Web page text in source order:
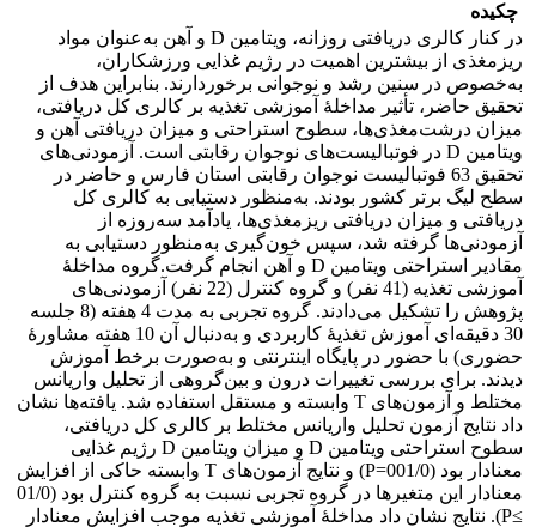
چکیده
در کنار کالری دریافتی روزانه، ویتامین D و آهن به‌عنوان مواد
ریزمغذی از بیشترین اهمیت در رژیم غذایی ورزشکاران،
به‌خصوص در سنین رشد و نوجوانی برخوردارند. بنابراین هدف از
تحقیق حاضر، تأثیر مداخلۀ آموزشی تغذیه بر کالری کل دریافتی،
میزان درشت‌مغذی‌ها، سطوح استراحتی و میزان دریافتی آهن و
ویتامین D در فوتبالیست‌های نوجوان رقابتی است. آزمودنی‌های
تحقیق 63 فوتبالیست نوجوان رقابتی استان فارس و حاضر در
سطح لیگ برتر کشور بودند. به‌منظور دستیابی به کالری کل
دریافتی و میزان دریافتی ریزمغذی‌ها، یادآمد سه‌روزه از
آزمودنی‌ها گرفته شد، سپس خون‌گیری به‌منظور دستیابی به
مقادیر استراحتی ویتامین D و آهن انجام گرفت.گروه مداخلۀ
آموزشی تغذیه (41 نفر) و گروه کنترل (22 نفر) آزمودنی‌های
پژوهش را تشکیل می‌دادند. گروه تجربی به مدت 4 هفته (8 جلسه
30 دقیقه‌ای آموزش تغذیۀ کاربردی و به‌دنبال آن 10 هفته مشاورۀ
حضوری) با حضور در پایگاه اینترنتی و به‌صورت برخط آموزش
دیدند. برای بررسی تغییرات درون و بین‌گروهی از تحلیل واریانس
مختلط و آزمون‌های T وابسته و مستقل استفاده شد. یافته‌ها نشان
داد نتایج آزمون تحلیل واریانس مختلط بر کالری کل دریافتی،
سطوح استراحتی ویتامین D و میزان ویتامین D رژیم غذایی
معنادار بود (001/0=P) و نتایج آزمون‌های T وابسته حاکی از افزایش
معنادار این متغیرها در گروه تجربی نسبت به گروه کنترل بود (01/0
≥P). نتایج نشان داد مداخلۀ آموزشی تغذیه موجب افزایش معنادار